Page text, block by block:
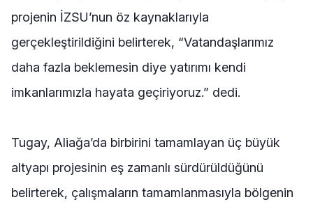
projenin İZSU’nun öz kaynaklarıyla
gerçekleştirildiğini belirterek, “Vatandaşlarımız
daha fazla beklemesin diye yatırımı kendi
imkanlarımızla hayata geçiriyoruz.” dedi.
Tugay, Aliağa’da birbirini tamamlayan üç büyük
altyapı projesinin eş zamanlı sürdürüldüğünü
belirterek, çalışmaların tamamlanmasıyla bölgenin